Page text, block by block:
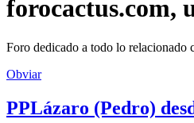
forocactus.com,
Foro dedicado a todo lo relacionado
Obviar
PPLázaro (Pedro)